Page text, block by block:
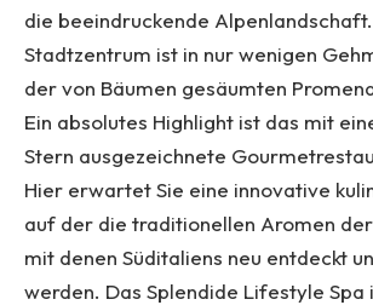
die beeindruckende
Stadtzentrum ist in nur wenigen
der von Bäumen gesäumten
Ein absolutes Highlight ist das mit
Stern ausgezeichnete
Hier erwartet Sie eine innovative
auf der die traditionellen Aromen der
mit denen Süditaliens neu entdeckt
werden. Das Splendide Lifestyle Spa